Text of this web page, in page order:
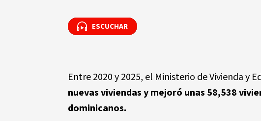
ESCUCHAR
ESCUCHAR
Entre 2020 y 2025, el Ministerio de Vivienda y
nuevas viviendasy mejoró unas 58,538
dominicanos.